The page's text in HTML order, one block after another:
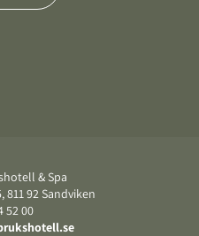
& Spa
811 92 Sandviken
52 00